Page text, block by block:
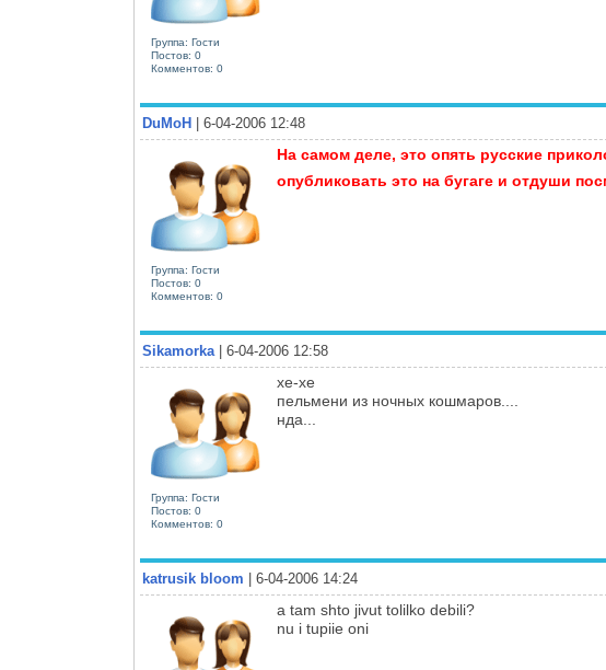
Группа: Гости
Постов: 0
Комментов: 0
DuMoH | 6-04-2006 12:48
Группа: Гости
Постов: 0
Комментов: 0
На самом деле, это опять русские
опубликовать это на бугаге и отдуши
Sikamorka| 6-04-2006 12:58
Группа: Гости
Постов: 0
Комментов: 0
хе-хе
пельмени из ночных кошмаров....
нда...
katrusik bloom | 6-04-2006 14:24
a tam shto jivut tolilko debili?
nu i tupiie oni